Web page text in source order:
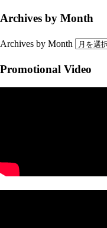
Archives by Month
Archives by Month
Promotional Video